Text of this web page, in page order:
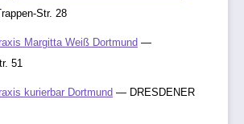
Str. 28
Margitta Weiß Dortmund —
51
kurierbar Dortmund — DRESDENER